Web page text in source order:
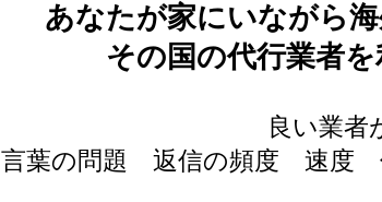
あなたが家にいながら
その国の代行業者
良い業者
言葉の問題 返信の頻度 速度